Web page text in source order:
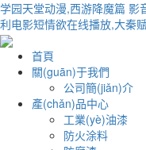
学园天堂动漫,西游降魔篇 影
利电影短情欲在线播放,大秦
首頁
關(guān)于我們
公司簡(jiǎn)介
產(chǎn)品中心
工業(yè)油漆
防火涂料